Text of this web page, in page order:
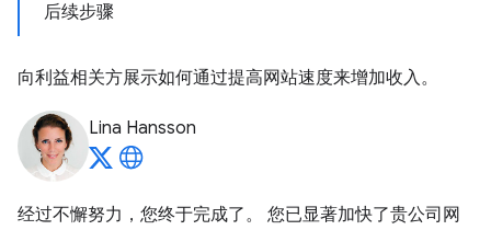
后续步骤
向利益相关方展示如何通过提高网站速度来增加收入。
Lina Hansson
经过不懈努力，您终于完成了。 您已显著加快了贵公司网